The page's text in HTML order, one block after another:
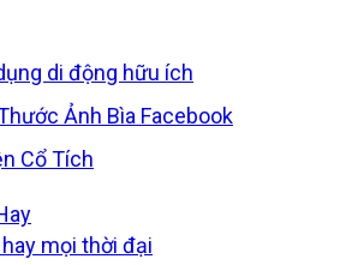
di động hữu ích
Ảnh Bìa Facebook
Cổ Tích
mọi thời đại